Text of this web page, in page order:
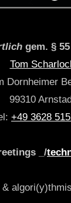
gem. § 55
Tom
Dornheimer
99310
+49 3628
_/